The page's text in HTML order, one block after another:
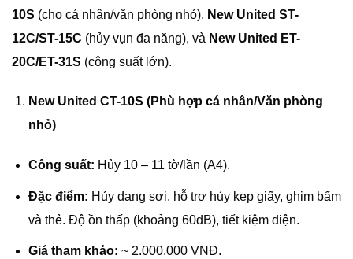
10S (cho cá nhân/văn phòng nhỏ), New United ST-
12C/ST-15C (hủy vụn đa năng), và New United ET-
20C/ET-31S (công suất lớn).
New United CT-10S (Phù hợp cá nhân/Văn phòng
nhỏ)
Công suất: Hủy 10 – 11 tờ/lần (A4).
Đặc điểm: Hủy dạng sợi, hỗ trợ hủy kẹp giấy, ghim bấm
và thẻ. Độ ồn thấp (khoảng 60dB), tiết kiệm điện.
Giá tham khảo: ~ 2.000.000 VNĐ.